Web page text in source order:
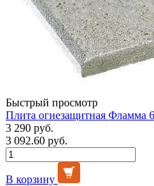
Быстрый просмотр
Плита огнезащитная Фламма
3 290 руб.
3 092.60 руб.
В корзину